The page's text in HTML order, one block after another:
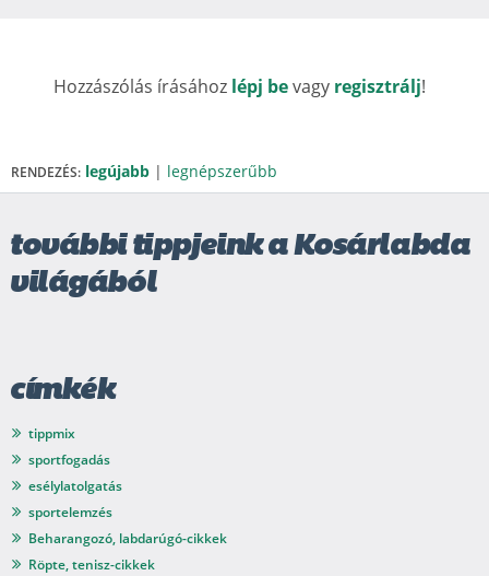
Hozzászólás írásához lépj bevagy regisztrálj!
RENDEZÉS: legújabb | legnépszerűbb
további tippjeink a Kosárlabda
világából
címkék
tippmix
sportfogadás
esélylatolgatás
sportelemzés
Beharangozó, labdarúgó-cikkek
Röpte, tenisz-cikkek